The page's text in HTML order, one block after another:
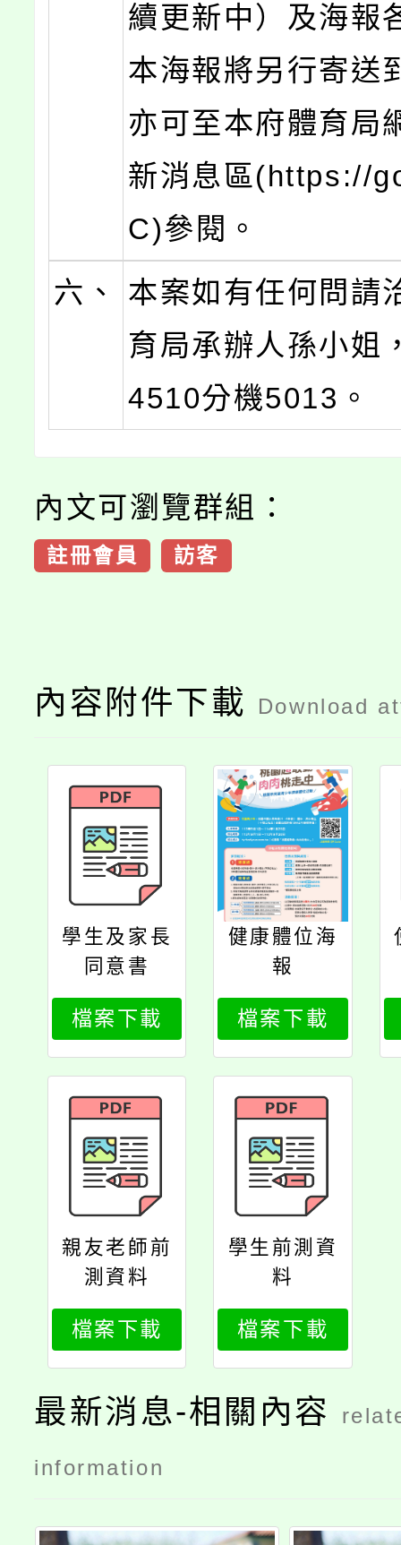
續更新中）及海報
本海報將另行寄送
亦可至本府體育局
新消息區(https://
C)參閱。
六、
本案如有任何問請
育局承辦人孫小姐
4510分機5013。
內文可瀏覽群組：
註冊會員 訪客
內容附件下載 Download
學生及家長
同意書
檔案下載
健康體位海
報
檔案下載
親友老師前
測資料
檔案下載
學生前測資
料
檔案下載
最新消息-相關內容
information